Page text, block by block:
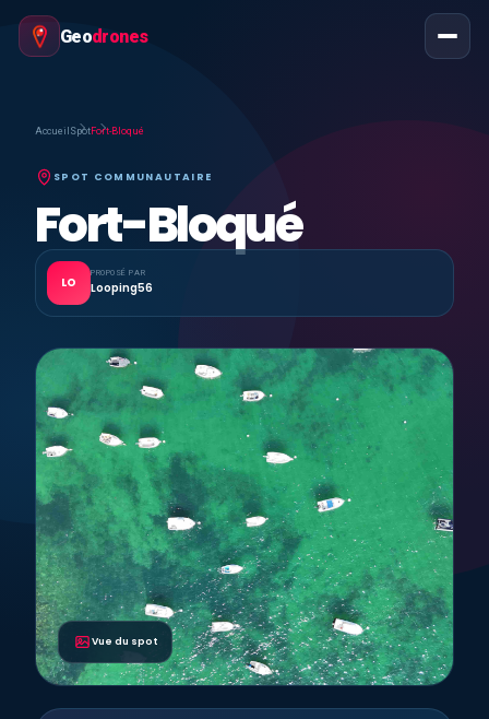
Geodrones
Accueil SpotFort-Bloqué
SPOT COMMUNAUTAIRE
Fort-Bloqué
LO
PROPOSÉ PAR
Looping56
Vue du spot